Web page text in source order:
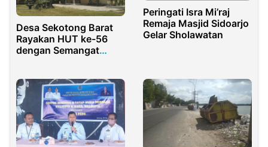
Desa Sekotong Barat
Rayakan HUT ke-56
dengan Semangat
Peringati Isra Mi’raj
Remaja Masjid Sidoarjo
Gelar Sholawatan